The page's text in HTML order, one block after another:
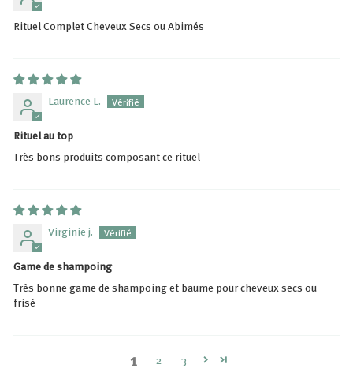
Rituel Complet Cheveux Secs ou Abimés
Laurence L.
Rituel au top
Très bons produits composant ce rituel
Virginie j.
Game de shampoing
Très bonne game de shampoing et baume pour cheveux secs ou
frisé
1 2 3